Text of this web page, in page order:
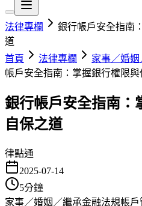
法律專欄
銀行帳戶安全指南
道
首頁
法律專欄 家事／婚姻
帳戶安全指南：掌握銀行權限
銀行帳戶安全指南：
自保之道
律點通
2025-07-14
5分鐘
家事／婚姻／繼承金融法規帳戶